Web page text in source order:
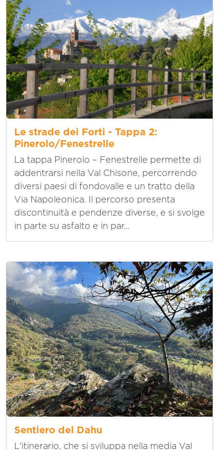
Le strade dei Forti - Tappa 2:
Pinerolo/Fenestrelle
La tappa Pinerolo – Fenestrelle permette di
addentrarsi nella Val Chisone, percorrendo
diversi paesi di fondovalle e un tratto della
Via Napoleonica. Il percorso presenta
discontinuità e pendenze diverse, e si svolge
in parte su asfalto e in par...
Sentiero del Dahu
L'itinerario, che si sviluppa nella media Val